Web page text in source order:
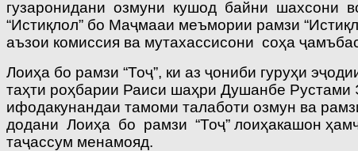
гузаронидани озмуни кушод байни шахсони
“Истиқлол” бо Маҷмааи меъмории рамзи
аъзои комиссия ва мутахассисони соҳа
Лоиҳа бо рамзи “Тоҷ”, ки аз ҷониби гуруҳи
таҳти роҳбарии Раиси шаҳри Душанбе
ифодакунандаи тамоми талаботи озмун ва
додани Лоиҳа бо рамзи “Тоҷ” лоиҳакашон
таҷассум менамояд.